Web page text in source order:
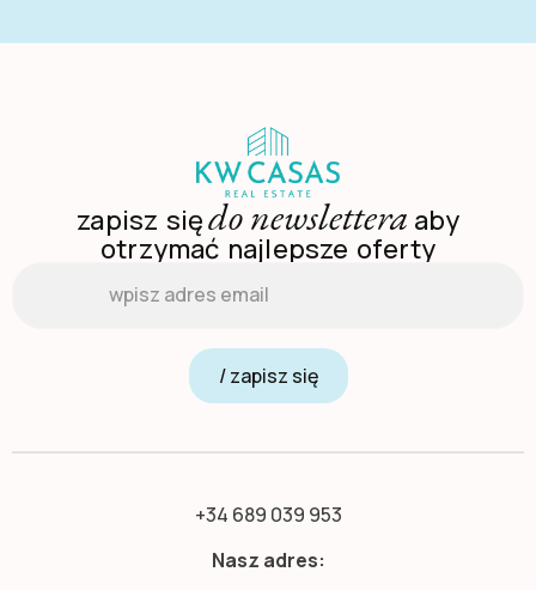
zapisz siędo newslettera aby
otrzymać najlepsze oferty
/ zapisz się
+34 689 039 953
Nasz adres: